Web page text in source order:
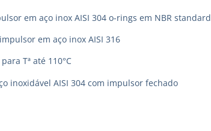
em aço inox AISI 304 o-rings em NBR standard
em aço inox AISI 316
Tª até 110°C
inoxidável AISI 304 com impulsor fechado